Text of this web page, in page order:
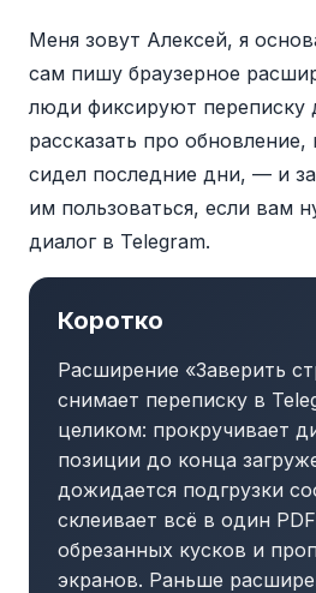
Меня зовут Алексей, я
сам пишу браузерное
люди фиксируют переписку
рассказать про
сидел последние дни, — и
им пользоваться, если вам
диалог в Telegram.
Коротко
Расширение «Заверить
снимает переписку в
целиком: прокручивает
позиции до конца
дожидается подгрузки
склеивает всё в один
обрезанных кусков и
экранов. Раньше